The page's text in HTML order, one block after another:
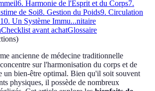
6. Harmonie de l'Esprit et du Corps7.
de Soi8. Gestion du Poids9. Circulation
10. Un Système Immu...nitaire
Checklist avant achatGlossaire
)
ancienne de médecine traditionnelle
sur l'harmonisation du corps et de
un bien-être optimal. Bien qu'il soit souvent
physiques, il possède de nombreux